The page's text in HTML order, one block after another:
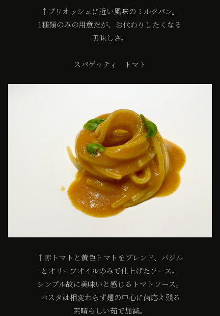
↑ブリオッシュに近い風味のミルクパン。
1種類のみの用意だが、お代わりしたくなる
美味しさ。
スパゲッティ トマト
↑赤トマトと黄色トマトをブレンド、バジル
とオリーブオイルのみで仕上げたソース。
シンプル故に美味いと感じるトマトソース。
パスタは相変わらず麺の中心に歯応え残る
素晴らしい茹で加減。